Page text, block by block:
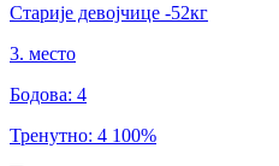
Старије девојчице -52кг
3. место
Бодова: 4
Тренутно: 4 100%